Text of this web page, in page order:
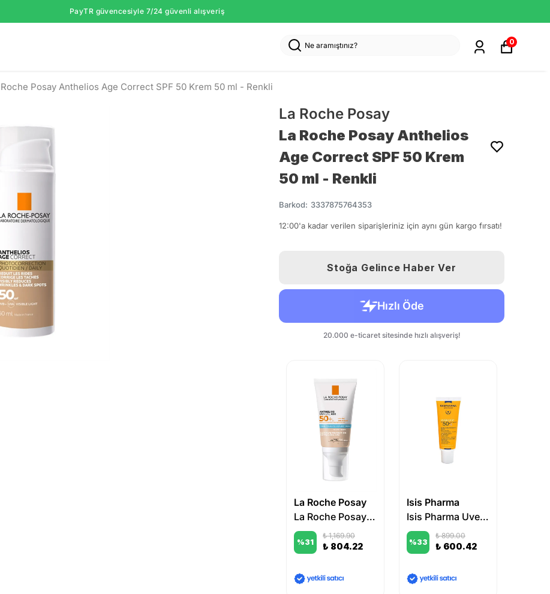
PayTR güvencesiyle 7/24 güvenli alışveriş
0
Roche Posay Anthelios Age Correct SPF 50 Krem 50 ml - Renkli
La Roche Posay
La Roche Posay Anthelios
Age Correct SPF 50 Krem
50 ml - Renkli
Barkod: 3337875764353
12:00'a kadar verilen siparişleriniz için aynı gün kargo fırsatı!
Stoğa Gelince Haber Ver
La Roche Posay
La Roche Posay Anthelios UVMune SPF50+ Güneş Kremi 50 ml | Renkli
%31
₺ 1,169.90
₺ 804.22
Isis Pharma
Isis Pharma Uveblock SPF 50+ Dry Touch Ultra Fluid 40 ml - Medium
%33
₺ 899.00
₺ 600.42